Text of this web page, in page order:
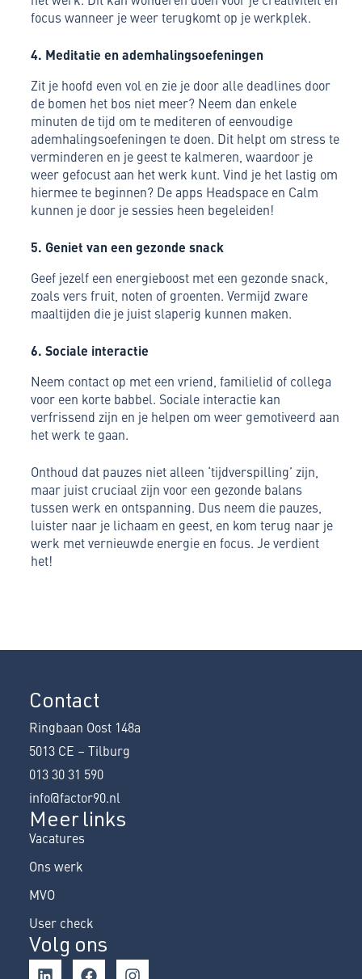
focus wanneer je weer terugkomt op je werkplek.
4. Meditatie en ademhalingsoefeningen
Zit je hoofd even vol en zie je door alle deadlines door
de bomen het bos niet meer? Neem dan enkele
minuten de tijd om te mediteren of eenvoudige
ademhalingsoefeningen te doen. Dit helpt om stress te
verminderen en je geest te kalmeren, waardoor je
weer gefocust aan het werk kunt. Vind je het lastig om
hiermee te beginnen? De apps Headspace en Calm
kunnen je door je sessies heen begeleiden!
5. Geniet van een gezonde snack
Geef jezelf een energieboost met een gezonde snack,
zoals vers fruit, noten of groenten. Vermijd zware
maaltijden die je juist slaperig kunnen maken.
6. Sociale interactie
Neem contact op met een vriend, familielid of collega
voor een korte babbel. Sociale interactie kan
verfrissend zijn en je helpen om weer gemotiveerd aan
het werk te gaan.
Onthoud dat pauzes niet alleen ‘tijdverspilling’ zijn,
maar juist cruciaal zijn voor een gezonde balans
tussen werk en ontspanning. Dus neem die pauzes,
luister naar je lichaam en geest, en kom terug naar je
werk met vernieuwde energie en focus. Je verdient
het!
Contact
Ringbaan Oost 148a
5013 CE – Tilburg
013 30 31 590
info@factor90.nl
Meer links
Vacatures
Ons werk
MVO
User check
Volg ons